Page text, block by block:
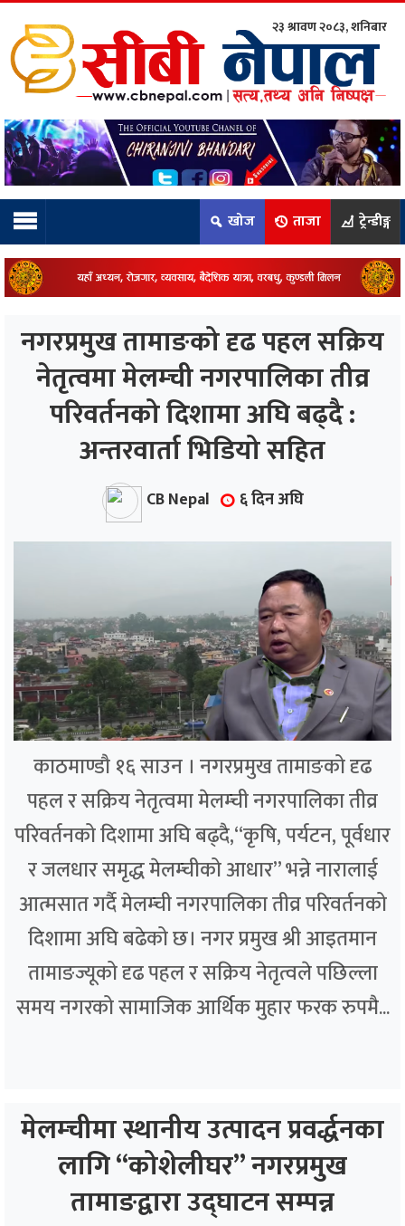
टिम:
२३ श्रावण २०८३, शनिबार
खोज ताजा ट्रेन्डीङ्ग
नगरप्रमुख तामाङको दृढ पहल सक्रिय
नेतृत्वमा मेलम्ची नगरपालिका तीव्र
परिवर्तनको दिशामा अघि बढ्दै :
अन्तरवार्ता भिडियो सहित
CB Nepal ६ दिन अघि
काठमाण्डौ १६ साउन । नगरप्रमुख तामाङको दृढ
पहल र सक्रिय नेतृत्वमा मेलम्ची नगरपालिका तीव्र
परिवर्तनको दिशामा अघि बढ्दै,“कृषि, पर्यटन, पूर्वधार
र जलधार समृद्ध मेलम्चीको आधार” भन्ने नारालाई
आत्मसात गर्दै मेलम्ची नगरपालिका तीव्र परिवर्तनको
दिशामा अघि बढेको छ। नगर प्रमुख श्री आइतमान
तामाङज्यूको दृढ पहल र सक्रिय नेतृत्वले पछिल्ला
समय नगरको सामाजिक आर्थिक मुहार फरक रुपमै...
मेलम्चीमा स्थानीय उत्पादन प्रवर्द्धनका
लागि “कोशेलीघर” नगरप्रमुख
तामाङद्वारा उद्घाटन सम्पन्न